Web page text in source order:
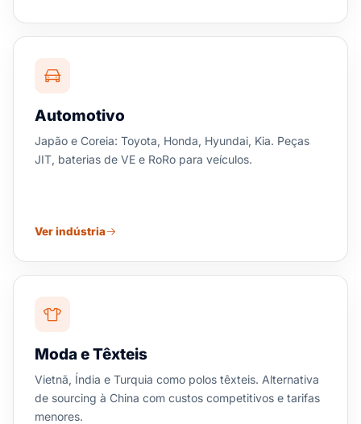
Automotivo
Japão e Coreia: Toyota, Honda, Hyundai, Kia. Peças
JIT, baterias de VE e RoRo para veículos.
Ver indústria
Moda e Têxteis
Vietnã, Índia e Turquia como polos têxteis. Alternativa
de sourcing à China com custos competitivos e tarifas
menores.